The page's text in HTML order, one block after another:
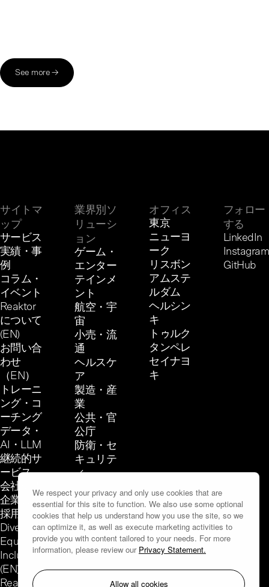
We respect your privacy and only use cookies that are
essential for this site to function. We also use some optional
cookies that help us understand how you use the site, so we
can optimize it, as well as execute marketing activities to
provide you with content tailored to your needs. For more
information, please review our Privacy Statement.
Allow all cookies
See more →
サイトマ
ップ
サービス
実績・事
例
コラム・
イベント
Reaktor
について
(EN)
お問い合
わせ
（EN）
トレーニ
ング・コ
ーチング
データ・
AI・LLM
継続的サ
ービス
会社概要
企業文化
採用情報
Diversity,
Equity &
Inclusion
(EN)
Reaktor
業界別ソ
リューシ
ョン
ゲーム・
エンター
テインメ
ント
航空・宇
宙
小売・流
通
ヘルスケ
ア
製造・産
業
公共・官
公庁
防衛・セ
キュリテ
ィ
（EN）
すべての
業界
オフィス
東京
ニューヨ
ーク
リスボン
アムステ
ルダム
ヘルシン
キ
トゥルク
タンペレ
セイナヨ
キ
フォロー
する
LinkedIn
Instagram
GitHub